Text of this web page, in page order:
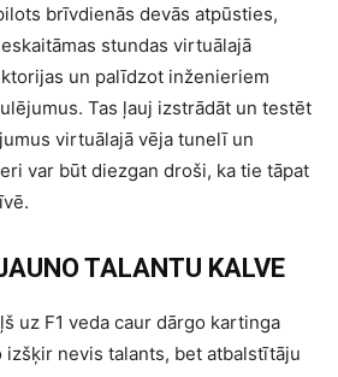
brīvdienās devās atpūsties,
stundas virtuālajā
un palīdzot inženieriem
Tas ļauj izstrādāt un testēt
virtuālajā vēja tunelī un
var būt diezgan droši, ka tie tāpat
TALANTU KALVE
uz F1 veda caur dārgo kartinga
izšķir nevis talants, bet atbalstītāju